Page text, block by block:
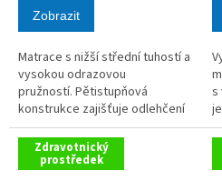
Zobrazit
Matrace s nižší střední tuhostí a
vysokou odrazovou
pružností. Pětistupňová
konstrukce zajišťuje odlehčení
těla a pohodlí bez ztráty
podpory.
s
Zdravotnický
prostředek